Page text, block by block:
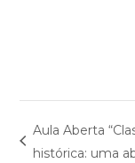
Aula Aberta
histórica: uma